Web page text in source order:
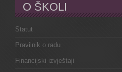
O ŠKOLI
Statut
Pravilnik o radu
Financijski izvještaji